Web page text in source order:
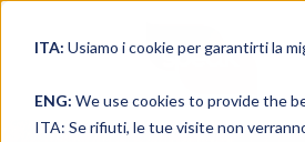
ITA: Usiamo i cookie per garantirti la
ENG: We use cookies to provide the
ITA: Se rifiuti, le tue visite non